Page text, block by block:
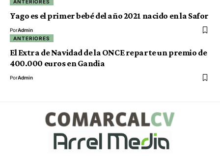
ANTERIORES
Yago es el primer bebé del año 2021 nacido en la Safor
PorAdmin
ANTERIORES
El Extra de Navidad de la ONCE reparte un premio de
400.000 euros en Gandia
PorAdmin